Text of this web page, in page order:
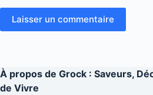
Laisser un commentaire
À propos de Grock : Saveurs,
de Vivre